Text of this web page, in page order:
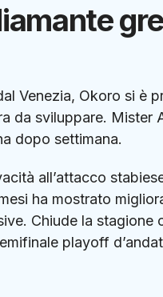
Venezia, Okoro si è
da sviluppare.
dopo settimana.
all’attacco
ha mostrato
Chiude la stagione
playoff